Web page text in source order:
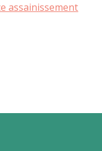
assainissement